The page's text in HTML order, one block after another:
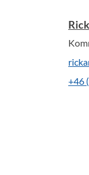
+46